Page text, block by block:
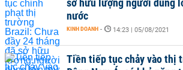
sở hữu lượng người dùng
nước
KINH DOANH - 14:23 | 05/08/2021
Tiền tiếp tục chảy vào thị